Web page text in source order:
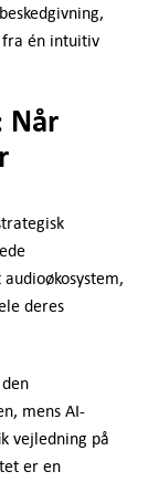
én intuitiv
Når
deres
mens AI-
vejledning på
er en